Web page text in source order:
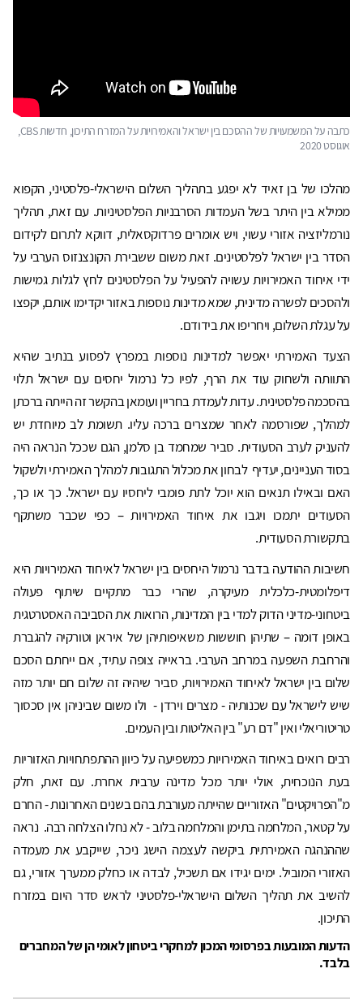
אוגוסט 2020
מהלכו של בן זאיד לא יפגע בתהליך השלום הישראלי-פלסטיני, הקפוא
ממילא בין היתר בשל העמדות הסרבניות הפלסטיניות. עם זאת, תהליך
נורמליזציה אזורי עשוי, ויש אומרים פרדוקסאלית, דווקא לתרום לקידום
הסדר בין ישראל לפלסטינים. זאת משום ששבירת הקונצנזוס הערבי על
ידי איחוד האמירויות עשויה להפעיל על הפלסטינים לחץ לגלות גמישות
ולהסכים לפשרה מדינית, שמא מדינות נוספות באזור יקדימו אותם, יקפצו
על עגלת השלום, ויחריפו את בידודם.
הצעד האמירתי יאפשר למדינות נוספות במפרץ לפסוע בנתיב שהיא
התוותה ולשחוק עוד את הרף, לפיו כל נרמול יחסים עם ישראל תלוי
בהסכמה פלסטינית. עדות לעמדת בחריין ועומאן בהקשר זה הייתה ברכתן
למהלך, שפורסמה לאחר שמצרים ברכה עליו. תשומת לב מיוחדת יש
להעניק לערב הסעודית. סביר שמחמד בן סלמן, הגם שככל הנראה היה
בסוד העניינים, יעדיף לבחון את מכלול התגובות למהלך האמירתי ולשקול
האם ובאילו תנאים הוא יוכל לתת פומבי ליחסיו עם ישראל. כך או כך,
הסעודים יתמכו ויגבו את איחוד האמירויות – כפי שכבר משתקף
בתקשורת הסעודית.
חשיבות ההודעה בדבר נרמול היחסים בין ישראל לאיחוד האמירויות היא
דיפלומטית-כלכלית מעיקרה, שהרי כבר מתקיים שיתוף פעולה
ביטחוני-מדיני הדוק למדי בין המדינות, הרואות את הסביבה האסטרטגית
באופן דומה – שתיהן חוששות משאיפותיהן של איראן וטורקיה להגברת
והרחבת השפעה במרחב הערבי. בראייה צופה עתיד, אם ייחתם הסכם
שלום בין ישראל לאיחוד האמירויות, סביר שיהיה זה שלום חם יותר מזה
שיש לישראל עם שכנותיה - מצרים וירדן - ולו משום שביניהן אין סכסוך
טריטוריאלי ואין "דם רע" בין האליטות ובין העמים.
רבים רואים באיחוד האמירויות כמשפיעה על כיוון ההתפתחויות האזוריות
בעת הנוכחית, אולי יותר מכל מדינה ערבית אחרת. עם זאת, חלק
מ"הפרויקטים" האזוריים שהייתה מעורבת בהם בשנים האחרונות - החרם
על קטאר, המלחמה בתימן והמלחמה בלוב - לא נחלו הצלחה רבה. נראה
שההנהגה האמירתית ביקשה לעצמה הישג ניכר, שייקבע את מעמדה
האזורי המוביל. ימים יגידו אם תשכיל, לבדה או כחלק ממערך אזורי, גם
להשיב את תהליך השלום הישראלי-פלסטיני לראש סדר היום במזרח
התיכון.
הדעות המובעות בפרסומי המכון למחקרי ביטחון לאומי הן של המחברים
בלבד.